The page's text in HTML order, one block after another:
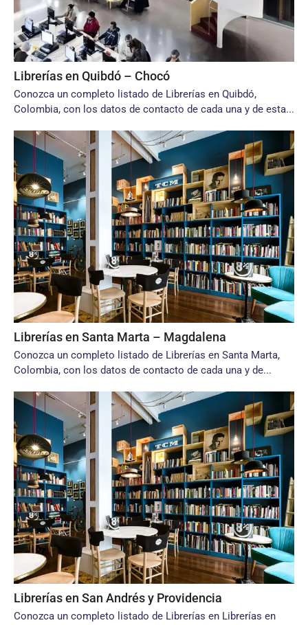
Librerías en Quibdó – Chocó
Conozca un completo listado de Librerías en Quibdó,
Colombia, con los datos de contacto de cada una y de esta...
Librerías en Santa Marta – Magdalena
Conozca un completo listado de Librerías en Santa Marta,
Colombia, con los datos de contacto de cada una y de...
Librerías en San Andrés y Providencia
Conozca un completo listado de Librerías en Librerías en